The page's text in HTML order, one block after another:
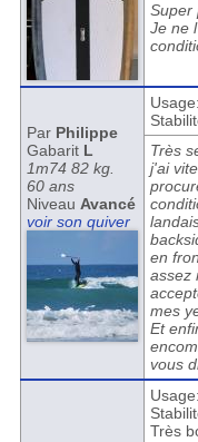
Super
Je ne
Par Philippe
Gabarit L
1m74 82 kg.
60 ans
Niveau Avancé
voir son quiver
Très
j'ai
en
assez
mes
Et
vous
Très